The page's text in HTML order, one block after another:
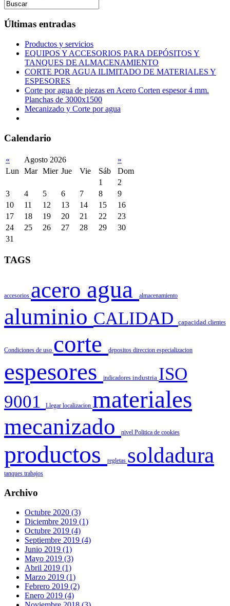
Últimas entradas
Productos y servicios
EQUIPOS Y ACCESORIOS PARA DEPÓSITOS Y
TANQUES DE ALMACENAMIENTO
CORTE POR AGUA ILIMITADO DE MATERIALES Y
ESPESORES
Corte por agua de piezas en Acero Corten espesor 4 mm.
Planchas de 3000x1500
Mecanizado y Corte por agua
Calendario
« Agosto 2026
»
Lun
Mar Mier Jue Vie Sáb
Dom
1
2
3
4 5 6 7 8
9
10
11 12 13 14 15
16
17
18 19 20 21 22
23
24
25 26 27 28 29
30
31
TAGS
accesorios acero agua almacenamiento
aluminio CALIDAD capacidad clientes
Condiciones de uso corte depositos direccion especializacion
espesores indicadores industria ISO
9001
Llegar localizacion materiales
mecanizado nivel Politica de cookies
productos regletas soldadura
tanques trabajos
Archivo
Octubre 2020 (3)
Diciembre 2019 (1)
Octubre 2019 (4)
Septiembre 2019 (4)
Junio 2019 (1)
Mayo 2019 (3)
Abril 2019 (1)
Marzo 2019 (1)
Febrero 2019 (2)
Enero 2019 (4)